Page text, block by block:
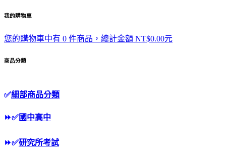
我的購物車
您的購物車中有 0 件商品，總計金額 NT$0.00元
商品分類
✅細部商品分類
⏩✅國中高中
⏩✅研究所考試